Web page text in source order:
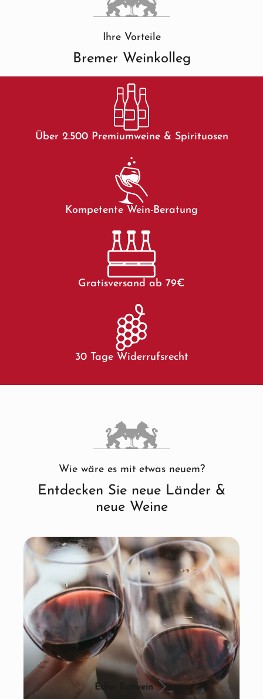
Ihre Vorteile
Bremer Weinkolleg
Über 2.500 Premiumweine & Spirituosen
Kompetente Wein-Beratung
Gratisversand ab 79€
30 Tage Widerrufsrecht
Wie wäre es mit etwas neuem?
Entdecken Sie neue Länder &
neue Weine
Edler Rotwein